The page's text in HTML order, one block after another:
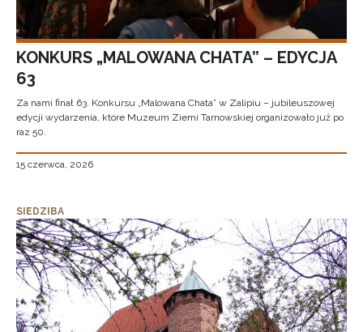
KONKURS „MALOWANA CHATA” – EDYCJA
63
Za nami finał 63. Konkursu „Malowana Chata” w Zalipiu – jubileuszowej
edycji wydarzenia, które Muzeum Ziemi Tarnowskiej organizowało już po
raz 50.
15 czerwca, 2026
SIEDZIBA